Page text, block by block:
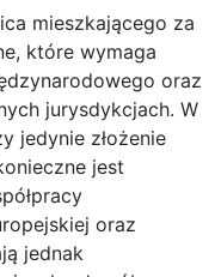
mieszkającego za
które wymaga
oraz
jurysdykcjach. W
jedynie złożenie
jest
oraz
jednak